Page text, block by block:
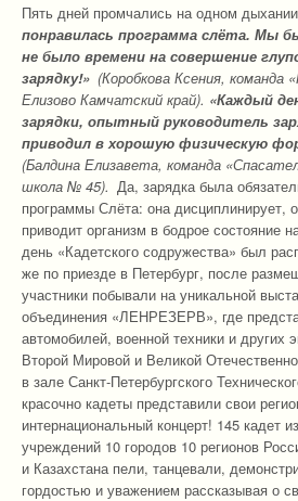
Пять дней промчались на одном
понравилась программа слёта. Мы
не было времени на совершение
зарядку!» (Коробкова Ксения, команда
Елизово Камчатский край). «Каждый
зарядки, опытный руководитель
приводил в хорошую физическую
(Балдина Елизавета, команда
школа № 45). Да, зарядка была
программы Слёта: она дисциплинирует,
приводит организм в бодрое состояние
день «Кадетского содружества» был
же по приезде в Петербург, после
участники побывали на уникальной
объединения «ЛЕНРЕЗЕРВ», где
автомобилей, военной техники и других
Второй Мировой и Великой
в зале Санкт-Петербургского
красочно кадеты представили свои
интернациональный концерт! 145 кадет
учреждений 10 городов 10 регионов
и Казахстана пели, танцевали,
гордостью и уважением рассказывая о